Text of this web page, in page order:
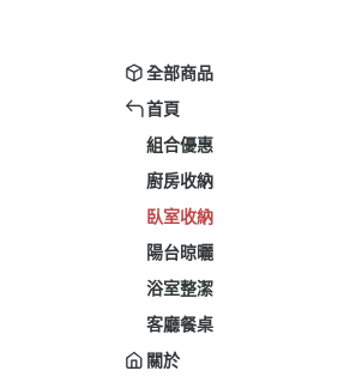
全部商品
首頁
組合優惠
廚房收納
臥室收納
陽台晾曬
浴室整潔
客廳餐桌
關於